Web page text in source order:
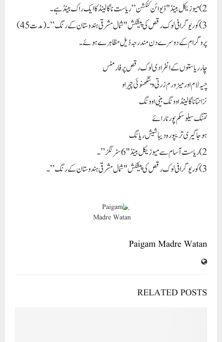
2) میوزیکل بینڈ "ڈیوائن کنکشن” ریاست ناگالینڈ کا ایک راک بینڈ ہے۔
3) کوریوگرافی لوک رقص کی پیشکش "شمال مشرقی ہندوستان کے رنگ”۔ (مدت 45)
پروگرام کے دوسرے دن مندرجہ ذیل مظاہرے ہوئے۔
چار ریاستوں کے انفرادی لوک رقص پرفارمنس
چیہ لام اور میزورم زرتی وینگھنوئی چیراو
نزانتا ناگالینڈ اوونگ بینی اوونگ
تمنگ سیلو سکم پورنا رائے
ہوجاگیری تریپورہ دیباشیش ریانگ
2) ریاست آسام سے میوزیکل بینڈ "6 سٹرنگز”۔
3) کوریوگرافی لوک رقص کی پیشکش "شمال مشرقی ہندوستان کے رنگ”۔
Paigam Madre Watan
RELATED POSTS